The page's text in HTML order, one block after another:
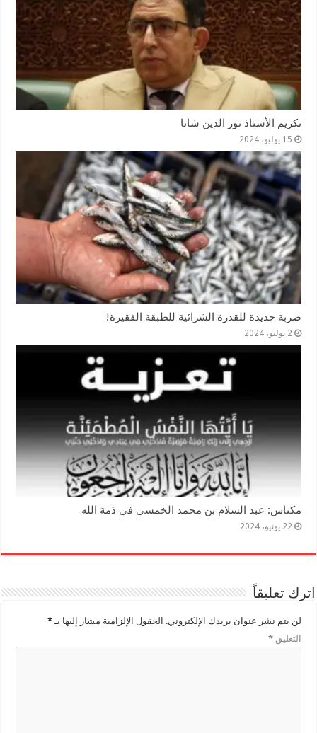
تكريم الأستاذ نور الدين شانا
15 يوليو، 2024
ضربة جديدة للقدرة الشرائية للطبقة الفقيرة!
2 يوليو، 2024
مكناس: عبد السلام بن محمد الخمسي في ذمة الله
22 يونيو، 2024
اترك تعليقاً
لن يتم نشر عنوان بريدك الإلكتروني. الحقول الإلزامية مشار إليها بـ*
التعليق*